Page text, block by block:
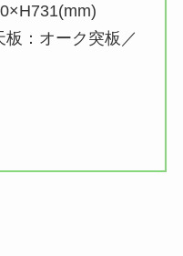
：オーク突板／